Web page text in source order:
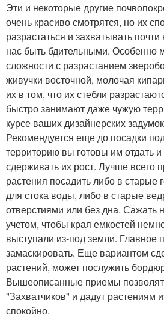
Эти и некоторые другие
очень красиво смотрятся, но их
разрастаться и захватывать
нас быть бдительными. Особенно
сложности с разрастанием
живучки восточной, молочая
их в том, что их стебли
быстро занимают даже чужую
курсе ваших дизайнерских
Рекомендуется еще до посадки
территорию вы готовы им отдать и
сдерживать их рост. Лучше всего
растения посадить либо в старые
для стока воды, либо в старые
отверстиями или без дна. Сажать
учетом, чтобы края емкостей
выступали из-под земли. Главное
замаскировать. Еще вариантом
растений, может послужить
Вышеописанные приемы позволят
"Захватчиков" и дадут растениям
спокойно.